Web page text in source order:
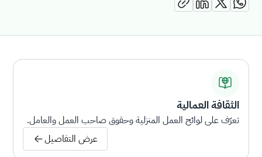
الثقافة العمالية
تعرّف على لوائح العمل المنزلية وحقوق صاحب العمل والعامل.
عرض التفاصيل